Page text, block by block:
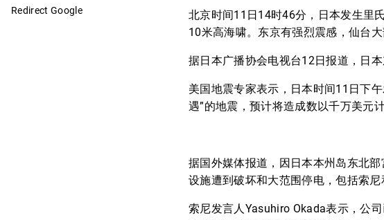
Redirect Google
北京时间11日14时46分，日本发生里
10米高海啸。东京有强烈震感，仙台
据日本广播协会电视台12日报道，日
美国地震专家表示，日本时间11日下
遇”的地震，预计将造成数以千万美元计
据国外媒体报道，因日本本州岛东北
设施遭到破坏和大范围停电，包括索
索尼发言人Yasuhiro Okada表示，公